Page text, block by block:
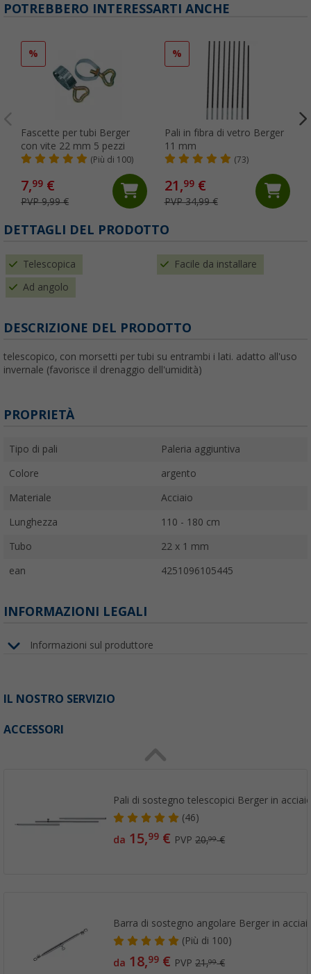
POTREBBERO INTERESSARTI ANCHE
%
Fascette per tubi Berger
con vite 22 mm 5 pezzi
(Più di 100)
7,99 €
PVP 9,99 €
%
Pali in fibra di vetro Berger
11 mm
(73)
21,99€
PVP 34,99 €
DETTAGLI DEL PRODOTTO
Telescopica Facile da installare
Ad angolo
DESCRIZIONE DEL PRODOTTO
telescopico, con morsetti per tubi su entrambi i lati. adatto all'uso
invernale (favorisce il drenaggio dell'umidità)
PROPRIETÀ
Tipo di pali Paleria aggiuntiva
Colore argento
Materiale Acciaio
Lunghezza 110 - 180 cm
Tubo 22 x 1 mm
ean 4251096105445
INFORMAZIONI LEGALI
Informazioni sul produttore
IL NOSTRO SERVIZIO
ACCESSORI
Pali di sostegno telescopici Berger in
(46)
da 15,99 € PVP20,99€
Barra di sostegno angolare Berger in
(Più di 100)
da 18,99 € PVP21,99€